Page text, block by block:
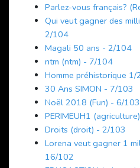
Parlez-vous français?
Qui veut gagner des
2/104
Magali 50 ans - 2/104
ntm (ntm) - 7/104
Homme préhistorique
30 Ans SIMON - 7/103
Noël 2018 (Fun) - 6/103
PERIMEUH1
Droits (droit) - 2/103
Lorena veut gagner 1
16/102